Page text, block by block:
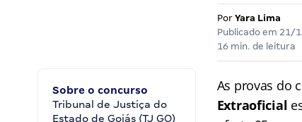
Por Yara Lima
Publicado em 21/
16 min. de leitura
Sobre o concurso
Tribunal de Justiça do
Estado de Goiás (TJ GO)
As provas do
Extraoficial